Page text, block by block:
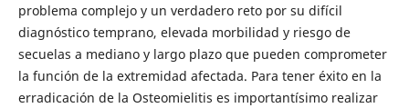
problema complejo y un verdadero reto por su difícil
diagnóstico temprano, elevada morbilidad y riesgo de
secuelas a mediano y largo plazo que pueden comprometer
la función de la extremidad afectada. Para tener éxito en la
erradicación de la Osteomielitis es importantísimo realizar